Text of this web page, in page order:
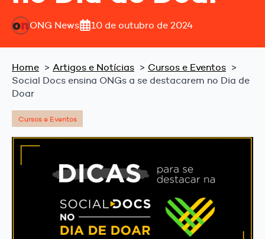
ONG News 10 de outubro de 2024
Home Artigos e Notícias
Cursos e Eventos
Social Docs ensina ONGs a se destacarem no Dia de
Doar
Cursos e Eventos